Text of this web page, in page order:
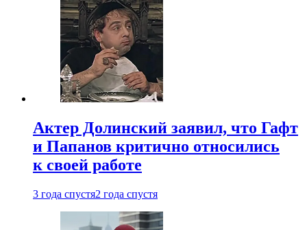
Актер Долинский заявил, что Гафт
и Папанов критично относились
к своей работе
3 года спустя2 года спустя